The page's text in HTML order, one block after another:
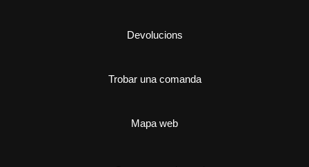
Devolucions
Trobar una comanda
Mapa web